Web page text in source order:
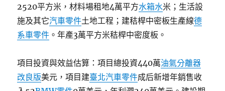
2520平方米，材料場租地4萬平方水箱水米；生活設
施及其它汽車零件土地工程；建秸桿中密板生產線德
系車零件 。年產3萬平方米秸桿中密度板。
項目投資與效益估算：項目總投資440萬油氣分離器
改良版美元，項目建臺北汽車零件成后新增年銷售收